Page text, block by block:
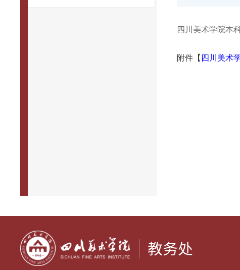
四川美术学院本
附件【 四川美术